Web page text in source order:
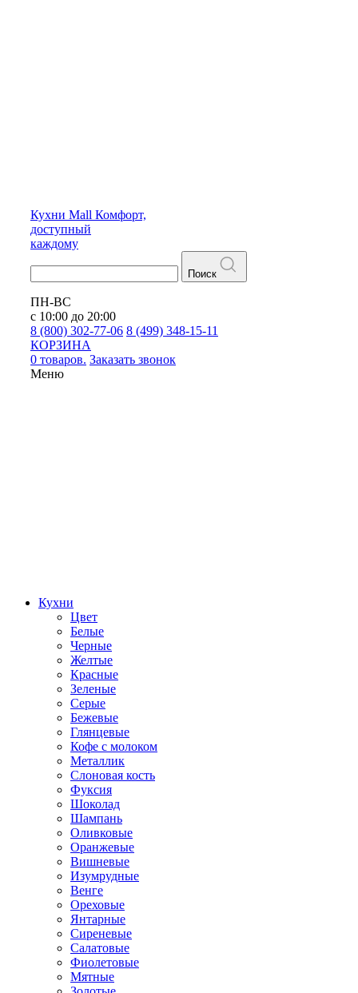
Кухни Mall Комфорт,
доступный
каждому
Поиск
ПН-ВС
с 10:00 до 20:00
8 (800) 302-77-06 8 (499) 348-15-11
КОРЗИНА
0 товаров. Заказать звонок
Меню
Кухни
Цвет
Белые
Черные
Желтые
Красные
Зеленые
Серые
Бежевые
Глянцевые
Кофе с молоком
Металлик
Слоновая кость
Фуксия
Шоколад
Шампань
Оливковые
Оранжевые
Вишневые
Изумрудные
Венге
Ореховые
Янтарные
Сиреневые
Салатовые
Фиолетовые
Мятные